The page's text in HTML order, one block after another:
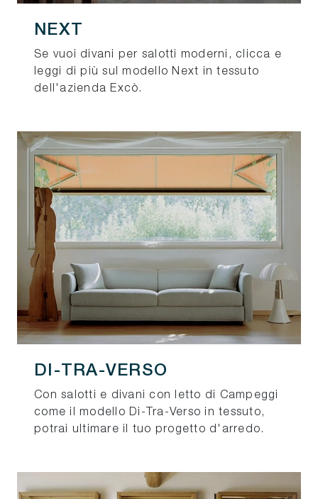
NEXT
Se vuoi divani per salotti moderni, clicca e
leggi di più sul modello Next in tessuto
dell'azienda Excò.
DI-TRA-VERSO
Con salotti e divani con letto di Campeggi
come il modello Di-Tra-Verso in tessuto,
potrai ultimare il tuo progetto d'arredo.